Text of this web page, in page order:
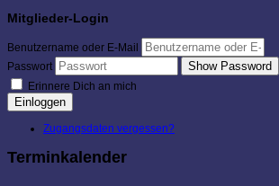
Mitglieder-Login
Benutzername oder E-Mail
Passwort
Show Password
Erinnere Dich an mich
Einloggen
Zugangsdaten vergessen?
Terminkalender